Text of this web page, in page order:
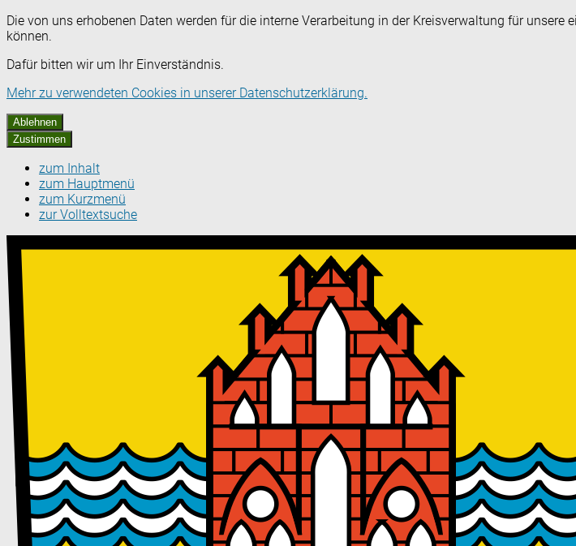
Die von uns erhobenen Daten werden für die interne Verarbeitung in der Kreisverwaltung für
können.
Dafür bitten wir um Ihr Einverständnis.
Mehr zu verwendeten Cookies in unserer Datenschutzerklärung.
Ablehnen
Zustimmen
zum Inhalt
zum Hauptmenü
zum Kurzmenü
zur Volltextsuche